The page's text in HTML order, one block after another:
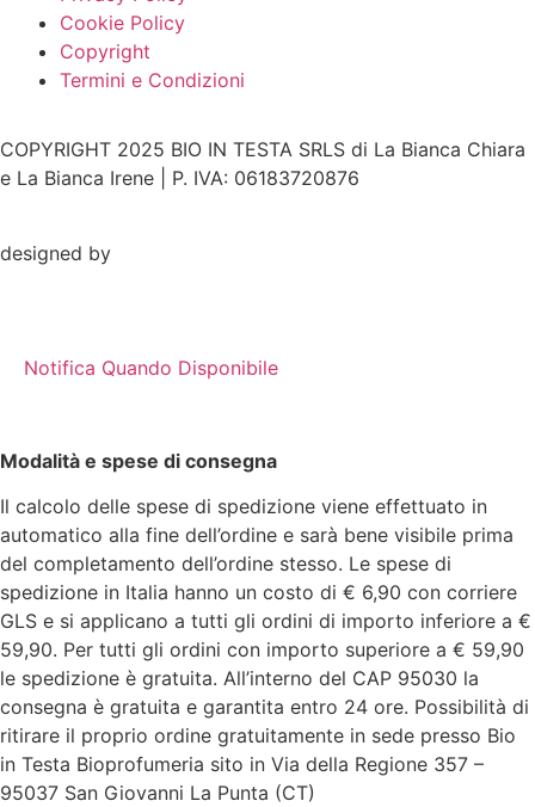
Cookie Policy
Copyright
Termini e Condizioni
COPYRIGHT 2025 BIO IN TESTA SRLS di La Bianca Chiara
e La Bianca Irene | P. IVA: 06183720876
designed by
Notifica Quando Disponibile
Modalità e spese di consegna
Il calcolo delle spese di spedizione viene effettuato in
automatico alla fine dell’ordine e sarà bene visibile prima
del completamento dell’ordine stesso. Le spese di
spedizione in Italia hanno un costo di € 6,90 con corriere
GLS e si applicano a tutti gli ordini di importo inferiore a €
59,90. Per tutti gli ordini con importo superiore a € 59,90
le spedizione è gratuita. All’interno del CAP 95030 la
consegna è gratuita e garantita entro 24 ore. Possibilità di
ritirare il proprio ordine gratuitamente in sede presso Bio
in Testa Bioprofumeria sito in Via della Regione 357 –
95037 San Giovanni La Punta (CT)